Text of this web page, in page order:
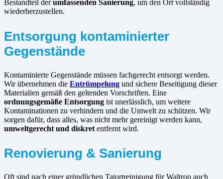
Bestandteil derumfassenden Sanierung, um den Ort vollständig
wiederherzustellen.
Entsorgung kontaminierter
Gegenstände
Kontaminierte Gegenstände müssen fachgerecht entsorgt werden.
Wir übernehmen die Entrümpelung und sichere Beseitigung dieser
Materialien gemäß den geltenden Vorschriften. Eine
ordnungsgemäße Entsorgung ist unerlässlich, um weitere
Kontaminationen zu verhindern und die Umwelt zu schützen. Wir
sorgen dafür, dass alles, was nicht mehr gereinigt werden kann,
umweltgerecht und diskret entfernt wird.
Renovierung & Sanierung
Oft sind nach einer gründlichen Tatortreinigung für Waltrop auch